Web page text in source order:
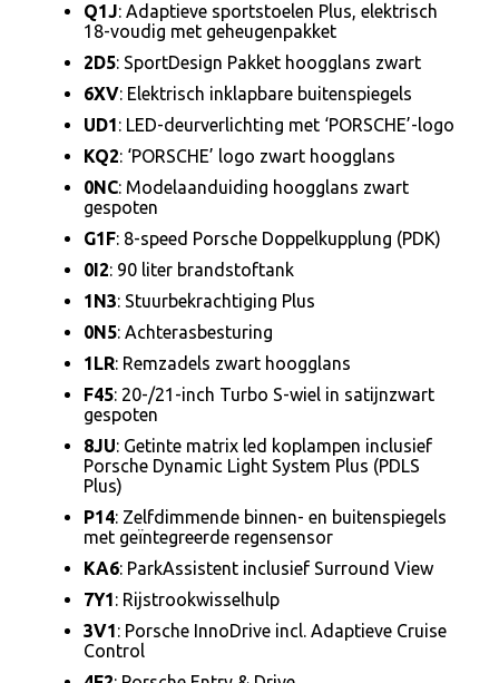
Q1J: Adaptieve sportstoelen Plus, elektrisch
18-voudig met geheugenpakket
2D5: SportDesign Pakket hoogglans zwart
6XV: Elektrisch inklapbare buitenspiegels
UD1: LED-deurverlichting met ‘PORSCHE’-logo
KQ2: ‘PORSCHE’ logo zwart hoogglans
0NC: Modelaanduiding hoogglans zwart
gespoten
G1F: 8-speed Porsche Doppelkupplung (PDK)
0I2: 90 liter brandstoftank
1N3: Stuurbekrachtiging Plus
0N5: Achterasbesturing
1LR: Remzadels zwart hoogglans
F45: 20-/21-inch Turbo S-wiel in satijnzwart
gespoten
8JU: Getinte matrix led koplampen inclusief
Porsche Dynamic Light System Plus (PDLS
Plus)
P14: Zelfdimmende binnen- en buitenspiegels
met geïntegreerde regensensor
KA6: ParkAssistent inclusief Surround View
7Y1: Rijstrookwisselhulp
3V1: Porsche InnoDrive incl. Adaptieve Cruise
Control